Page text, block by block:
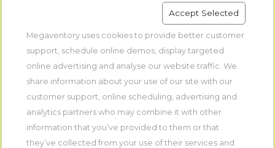
የሞባይል መተግበሪያ ባህሪያት
በአንድ መሳሪያ ላይ ብዙ ተጠቃሚዎች
ከMegaventory ድህረ ገጽ መተግበሪያ ጋር በእውነተኛ ሰዓት መስኬት
ትዕዛዝ ላይ ለመጨመር መቃኛ
እቃዎችን ለመቈጠር፣ ለመሸከምና ለመጓጓል መቃኛ
እቃዎችን ለመቈጠርና ለመቀበል መቃኛ
Accept Selected
Megaventory uses cookies to provide better customer
support, schedule online demos, display targeted
online advertising and analyse our website traffic. We
share information about your use of our site with our
customer support, online scheduling, advertising and
analytics partners who may combine it with other
information that you’ve provided to them or that
they’ve collected from your use of their services and